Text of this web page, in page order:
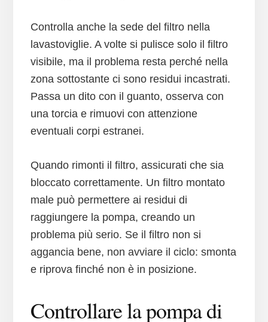
Controlla anche la sede del filtro nella
lavastoviglie. A volte si pulisce solo il filtro
visibile, ma il problema resta perché nella
zona sottostante ci sono residui incastrati.
Passa un dito con il guanto, osserva con
una torcia e rimuovi con attenzione
eventuali corpi estranei.
Quando rimonti il filtro, assicurati che sia
bloccato correttamente. Un filtro montato
male può permettere ai residui di
raggiungere la pompa, creando un
problema più serio. Se il filtro non si
aggancia bene, non avviare il ciclo: smonta
e riprova finché non è in posizione.
Controllare la pompa di